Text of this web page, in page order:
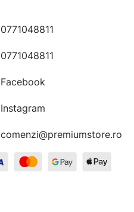
0771048811
0771048811
Facebook
Instagram
comenzi@premiumstore.ro